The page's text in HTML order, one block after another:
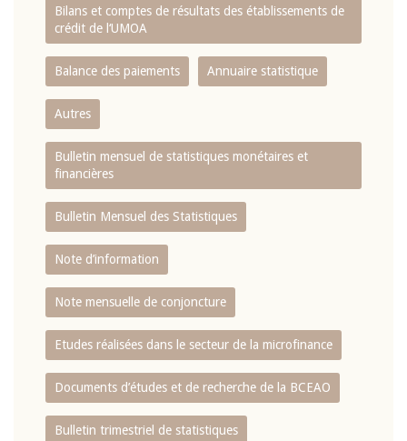
Bilans et comptes de résultats des établissements de
crédit de l‘UMOA
Balance des paiements Annuaire statistique
Autres
Bulletin mensuel de statistiques monétaires et
financières
Bulletin Mensuel des Statistiques
Note d’information
Note mensuelle de conjoncture
Etudes réalisées dans le secteur de la microfinance
Documents d’études et de recherche de la BCEAO
Bulletin trimestriel de statistiques